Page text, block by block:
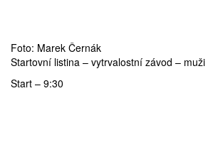
Foto: Marek Černák
Startovní listina – vytrvalostní závod – muži
Start – 9:30